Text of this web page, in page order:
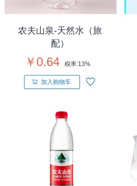
农夫山泉-天然水（旅
配）
￥0.64 税率:13%
加入购物车